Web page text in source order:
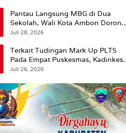
Pantau Langsung MBG di Dua
Sekolah, Wali Kota Ambon Dorong
Pemerataan Hingga Wilayah
Juli 28, 2026
Terkait Tudingan Mark Up PLTS
Pada Empat Puskesmas, Kadinkes
Ambon Beri Klarifikasi.
Juli 26, 2026